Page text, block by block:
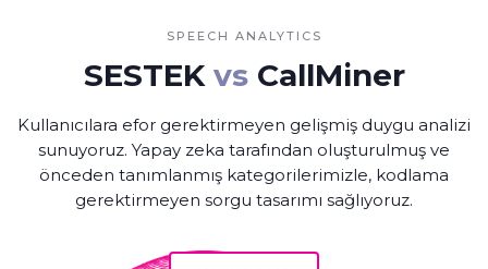
SPEECH ANALYTICS
SESTEK vsCallMiner
Kullanıcılara efor gerektirmeyen gelişmiş duygu analizi
sunuyoruz. Yapay zeka tarafından oluşturulmuş ve
önceden tanımlanmış kategorilerimizle, kodlama
gerektirmeyen sorgu tasarımı sağlıyoruz.